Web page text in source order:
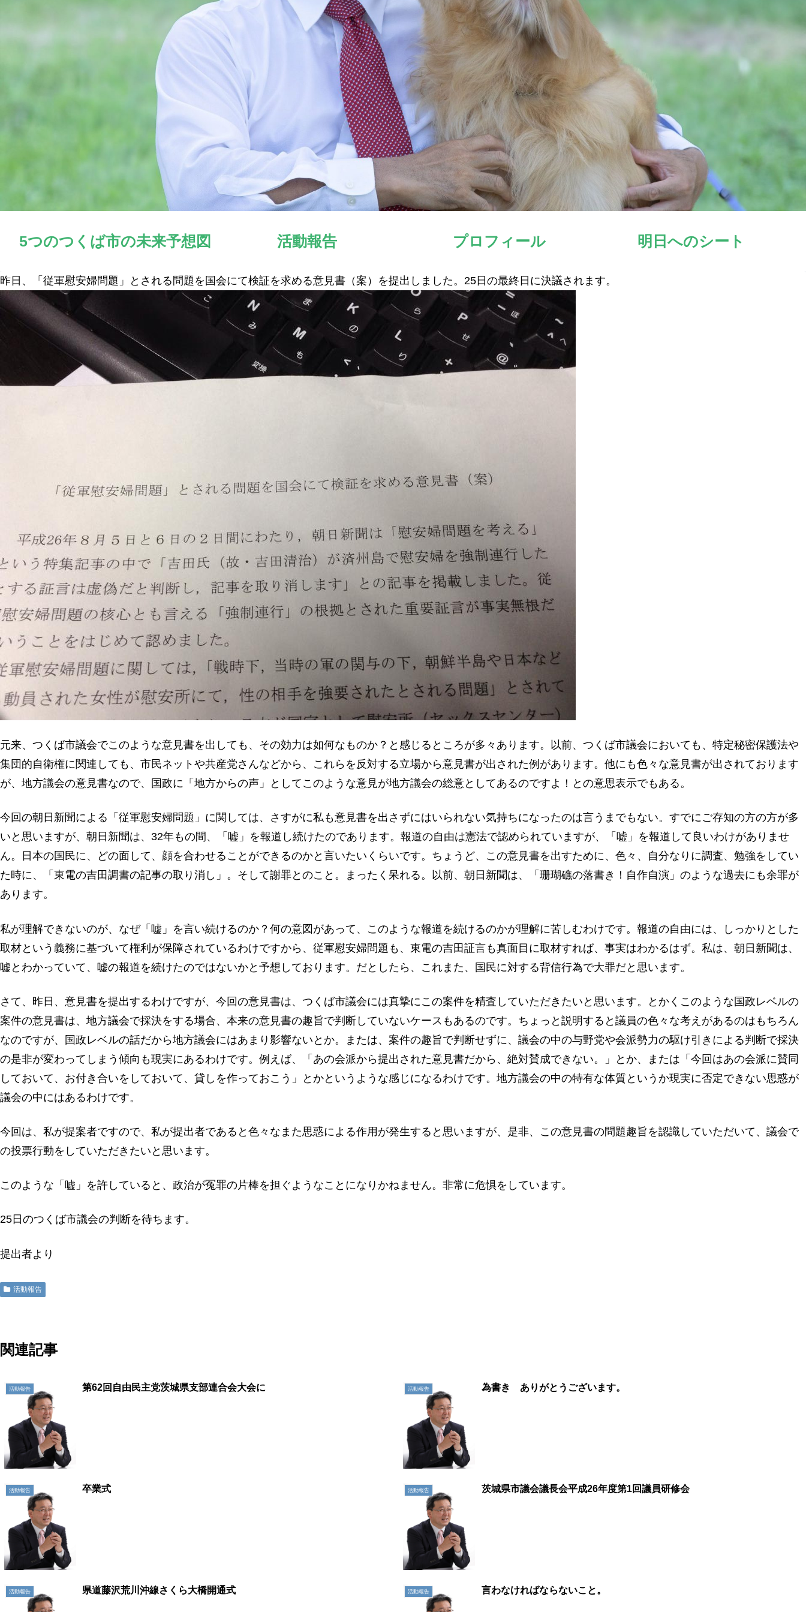
5つのつくば市の未来予想図 活動報告 プロフィール 明日へのシート
お問い合わせ
昨日、「従軍慰安婦問題」とされる問題を国会にて検証を求める意見書（案）を提出しました。25日の最終日に決議されます。
元来、つくば市議会でこのような意見書を出しても、その効力は如何なものか？と感じるところが多々あります。以前、つくば市議会においても、特定秘密保護法や
集団的自衛権に関連しても、市民ネットや共産党さんなどから、これらを反対する立場から意見書が出された例があります。他にも色々な意見書が出されております
が、地方議会の意見書なので、国政に「地方からの声」としてこのような意見が地方議会の総意としてあるのですよ！との意思表示でもある。
今回の朝日新聞による「従軍慰安婦問題」に関しては、さすがに私も意見書を出さずにはいられない気持ちになったのは言うまでもない。すでにご存知の方の方が多
いと思いますが、朝日新聞は、32年もの間、「嘘」を報道し続けたのであります。報道の自由は憲法で認められていますが、「嘘」を報道して良いわけがありませ
ん。日本の国民に、どの面して、顔を合わせることができるのかと言いたいくらいです。ちょうど、この意見書を出すために、色々、自分なりに調査、勉強をしてい
た時に、「東電の吉田調書の記事の取り消し」。そして謝罪とのこと。まったく呆れる。以前、朝日新聞は、「珊瑚礁の落書き！自作自演」のような過去にも余罪が
あります。
私が理解できないのが、なぜ「嘘」を言い続けるのか？何の意図があって、このような報道を続けるのかが理解に苦しむわけです。報道の自由には、しっかりとした
取材という義務に基づいて権利が保障されているわけですから、従軍慰安婦問題も、東電の吉田証言も真面目に取材すれば、事実はわかるはず。私は、朝日新聞は、
嘘とわかっていて、嘘の報道を続けたのではないかと予想しております。だとしたら、これまた、国民に対する背信行為で大罪だと思います。
さて、昨日、意見書を提出するわけですが、今回の意見書は、つくば市議会には真摯にこの案件を精査していただきたいと思います。とかくこのような国政レベルの
案件の意見書は、地方議会で採決をする場合、本来の意見書の趣旨で判断していないケースもあるのです。ちょっと説明すると議員の色々な考えがあるのはもちろん
なのですが、国政レベルの話だから地方議会にはあまり影響ないとか。または、案件の趣旨で判断せずに、議会の中の与野党や会派勢力の駆け引きによる判断で採決
の是非が変わってしまう傾向も現実にあるわけです。例えば、「あの会派から提出された意見書だから、絶対賛成できない。」とか、または「今回はあの会派に賛同
しておいて、お付き合いをしておいて、貸しを作っておこう」とかというような感じになるわけです。地方議会の中の特有な体質というか現実に否定できない思惑が
議会の中にはあるわけです。
今回は、私が提案者ですので、私が提出者であると色々なまた思惑による作用が発生すると思いますが、是非、この意見書の問題趣旨を認識していただいて、議会で
の投票行動をしていただきたいと思います。
このような「嘘」を許していると、政治が冤罪の片棒を担ぐようなことになりかねません。非常に危惧をしています。
25日のつくば市議会の判断を待ちます。
提出者より
活動報告
関連記事
活動報告 第62回自由民主党茨城県支部連合会大会に 活動報告 為書き ありがとうございます。
活動報告 卒業式 活動報告 茨城県市議会議長会平成26年度第1回議員研修会
活動報告 県道藤沢荒川沖線さくら大橋開通式 活動報告 言わなければならないこと。